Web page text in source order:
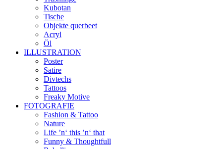
Kubotan
Tische
Objekte querbeet
Acryl
Öl
ILLUSTRATION
Poster
Satire
Divtechs
Tattoos
Freaky Motive
FOTOGRAFIE
Fashion & Tattoo
Nature
Life ’n‘ this ’n‘ that
Funny & Thoughtfull